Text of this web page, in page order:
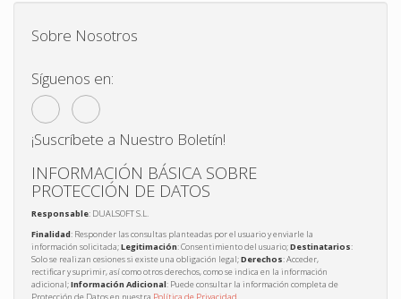
Sobre Nosotros
Síguenos en:
¡Suscríbete a Nuestro Boletín!
INFORMACIÓN BÁSICA SOBRE
PROTECCIÓN DE DATOS
Responsable: DUALSOFT S.L.
Finalidad: Responder las consultas planteadas por el usuario y enviarle la
información solicitada;Legitimación: Consentimiento del usuario;Destinatarios:
Solo se realizan cesiones si existe una obligación legal;Derechos: Acceder,
rectificar y suprimir, así como otros derechos, como se indica en la información
adicional;Información Adicional: Puede consultar la información completa de
Protección de Datos en nuestra Política de Privacidad.